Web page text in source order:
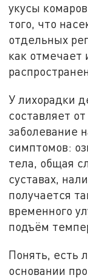
укусы
того, что
отдельных
как отмечает
У лихорадки
составляет
заболевание
симптомов:
тела, общая
суставах,
получается
временного
подъём
Понять, есть
основании